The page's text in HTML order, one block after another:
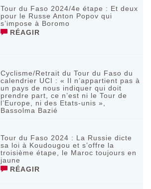
Tour du Faso 2024/4e étape : Et deux
pour le Russe Anton Popov qui
s’impose à Boromo
RÉAGIR
Cyclisme/Retrait du Tour du Faso du
calendrier UCI : « Il n’appartient pas à
un pays de nous indiquer qui doit
prendre part, ce n’est ni le Tour de
l’Europe, ni des Etats-unis »,
Bassolma Bazié
Tour du Faso 2024 : La Russie dicte
sa loi à Koudougou et s’offre la
troisième étape, le Maroc toujours en
jaune
RÉAGIR